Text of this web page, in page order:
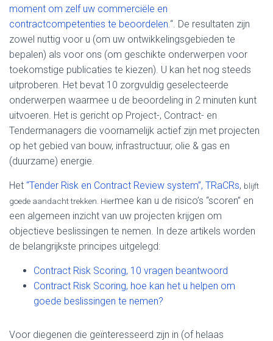
moment om zelf uw commerciële en
contractcompetenties te beoordelen.“. De resultaten zijn
zowel nuttig voor u (om uw ontwikkelingsgebieden te
bepalen) als voor ons (om geschikte onderwerpen voor
toekomstige publicaties te kiezen). U kan het nog steeds
uitproberen. Het bevat 10 zorgvuldig geselecteerde
onderwerpen waarmee u de beoordeling in 2 minuten kunt
uitvoeren. Het is gericht op Project-, Contract- en
Tendermanagers die voornamelijk actief zijn met projecten
op het gebied van bouw, infrastructuur, olie & gas en
(duurzame) energie.
Het “Tender Risk en Contract Review system”, TRaCRs, blijft
goede aandacht trekken. Hiermee kan u de risico’s “scoren” en
een algemeen inzicht van uw projecten krijgen om
objectieve beslissingen te nemen. In deze artikels worden
de belangrijkste principes uitgelegd:
Contract Risk Scoring, 10 vragen beantwoord
Contract Risk Scoring, hoe kan het u helpen om
goede beslissingen te nemen?
Voor diegenen die geïnteresseerd zijn in (of helaas